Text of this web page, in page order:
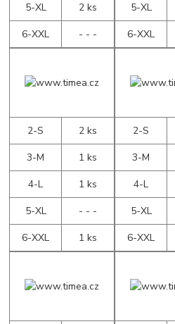
5-XL
2 ks
6-XXL
- - -
5-XL
6-XXL
2-S
2 ks
3-M
1 ks
4-L
1 ks
5-XL
- - -
6-XXL
1 ks
2-S
3-M
4-L
5-XL
6-XXL